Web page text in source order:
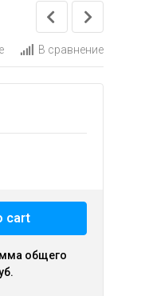
В сравнение
cart
общего